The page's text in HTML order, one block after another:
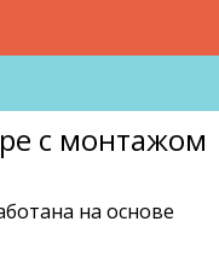
с монтажом
на основе